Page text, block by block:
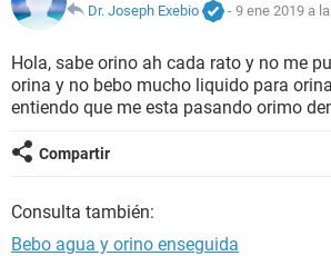
NUTRICIÓN
BIENESTAR
Dr. Joseph Exebio
- 9 ene 2019 a
Hola, sabe orino ah cada rato y no me
orina y no bebo mucho liquido para
entiendo que me esta pasando orimo
Compartir
Consulta también:
Bebo agua y orino enseguida